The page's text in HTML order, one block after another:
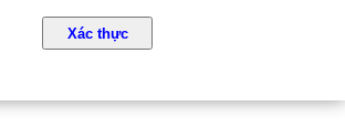
Xác thực